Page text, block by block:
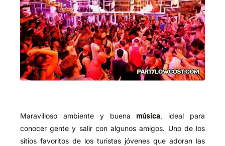
Maravilloso ambiente y buena música, ideal para
conocer gente y salir con algunos amigos. Uno de los
sitios favoritos de los turistas jóvenes que adoran las